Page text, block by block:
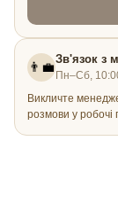
👨‍💼
Зв'язок з
Пн–Сб,
Викличте
розмови у робочі